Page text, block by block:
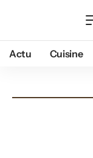
Actu Cuisine